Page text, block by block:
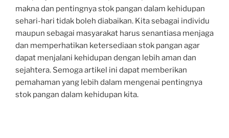
makna dan pentingnya stok pangan dalam kehidupan
sehari-hari tidak boleh diabaikan. Kita sebagai individu
maupun sebagai masyarakat harus senantiasa menjaga
dan memperhatikan ketersediaan stok pangan agar
dapat menjalani kehidupan dengan lebih aman dan
sejahtera. Semoga artikel ini dapat memberikan
pemahaman yang lebih dalam mengenai pentingnya
stok pangan dalam kehidupan kita.